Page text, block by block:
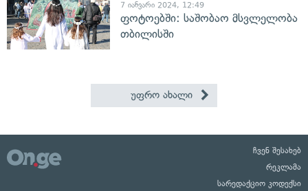
7 იანვარი 2024, 12:49
ფოტოებში: საშობაო მსვლელობა
თბილისში
უფრო ახალი
ჩვენ შესახებ
რეკლამა
სარედაქციო კოდექსი